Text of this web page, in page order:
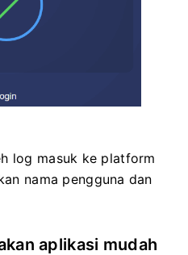
log masuk ke platform
nama pengguna dan
aplikasi mudah